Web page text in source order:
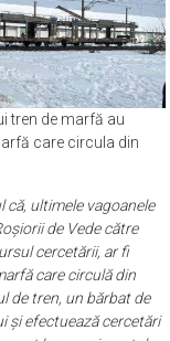
tren de marfă au
ultimele vagoanele
de Vede către
cercetării, ar fi
care circulă din